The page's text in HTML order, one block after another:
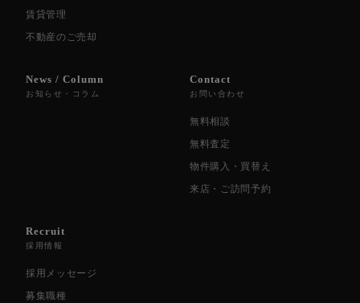
賃貸管理
不動産のご売却
News / Column
お知らせ・コラム
Contact
お問い合わせ
無料相談
無料査定
物件購入・買替え
来店・ご訪問予約
Recruit
採用情報
採用メッセージ
募集職種